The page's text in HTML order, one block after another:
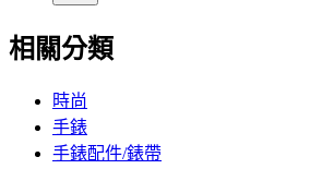
相關分類
時尚
手錶
手錶配件/錶帶